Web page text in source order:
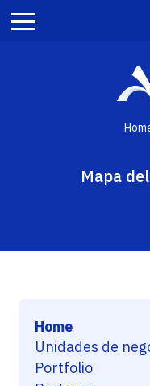
Mapa
Home
Unidades de
Portfolio